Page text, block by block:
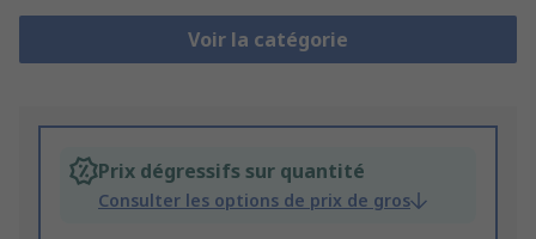
Voir la catégorie
Prix dégressifs sur quantité
Consulter les options de prix de gros